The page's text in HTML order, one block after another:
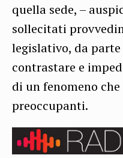
quella sede, –
sollecitati
legislativo, da
contrastare e
di un fenomeno
preoccupanti.